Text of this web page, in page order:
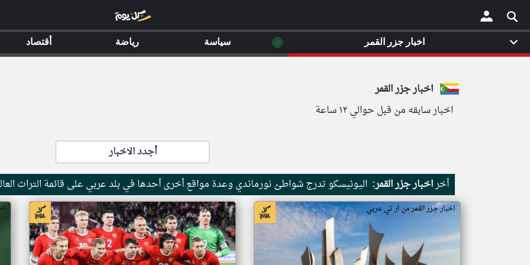
×
اخبار جزر القمر
اخبار سابقه من قبل حوالي ١٢ ساعة
أجدد الاخبار
أخراخبار جزر القمر: اليونيسكو تدرج شواطئ نورماندي وعدة مواقع أخرى أحدها في بلد عربي على قائمة التراث
اخبار جزر القمر من ار تي عربي اخبار جزر القمر من ار تي عربي
اخبار جزر القمر ◉ سياسة رياضة أقتصاد